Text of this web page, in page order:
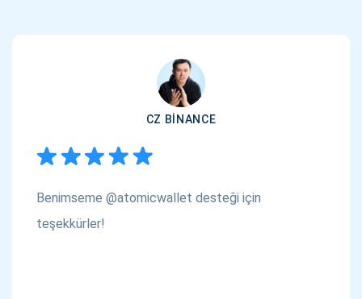
CZ BINANCE
Benimseme @atomicwallet desteği için
teşekkürler!